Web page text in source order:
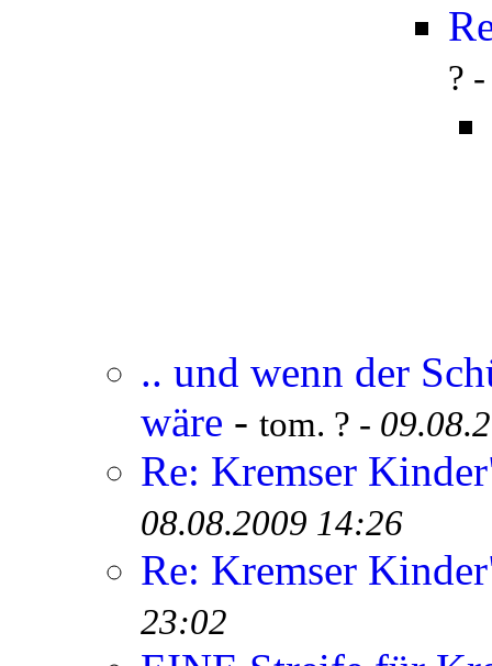
?
.. und wenn der
wäre - tom. ? -
Re: Kremser
08.08.2009 14:26
Re: Kremser
23:02